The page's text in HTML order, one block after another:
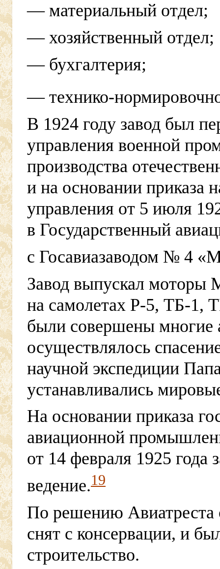
— материальный отдел;
— хозяйственный отдел;
— бухгалтерия;
— технико-
В 1924 году завод был
управления военной
производства
и на основании приказа
управления от 5 июля
в Государственный
с Госавиазаводом № 4
Завод выпускал моторы
на самолетах Р-5, ТБ-1,
были совершены многие
осуществлялось
научной экспедиции
устанавливались
На основании приказа
авиационной
от 14 февраля 1925 года
ведение.19
По решению Авиатреста
снят с консервации, и
строительство.